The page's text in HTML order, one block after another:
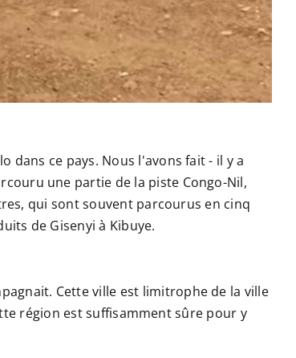
dans ce pays. Nous l'avons fait - il y a
une partie de la piste Congo-Nil,
qui sont souvent parcourus en cinq
de Gisenyi à Kibuye.
Cette ville est limitrophe de la ville
région est suffisamment sûre pour y